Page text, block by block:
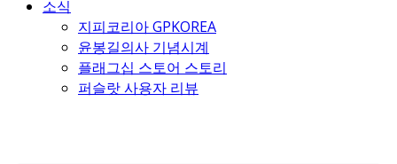
소식
지피코리아 GPKOREA
윤봉길의사 기념시계
플래그십 스토어 스토리
퍼슬랏 사용자 리뷰